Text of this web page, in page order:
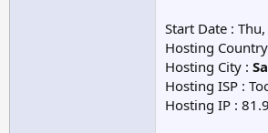
Start Date :
Hosting
Hosting City :
Hosting ISP :
Hosting IP :